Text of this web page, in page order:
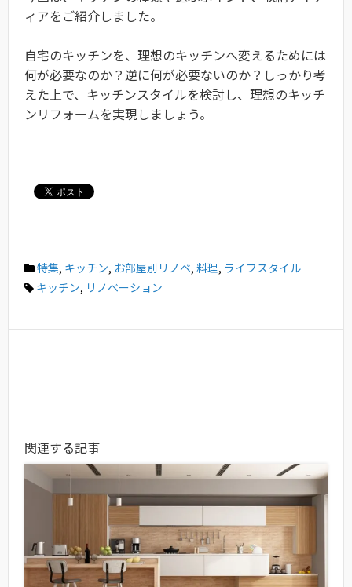
ィアをご紹介しました。
自宅のキッチンを、理想のキッチンへ変えるためには
何が必要なのか？逆に何が必要ないのか？しっかり考
えた上で、キッチンスタイルを検討し、理想のキッチ
ンリフォームを実現しましょう。
特集, キッチン, お部屋別リノベ, 料理, ライフスタイル
キッチン, リノベーション
関連する記事